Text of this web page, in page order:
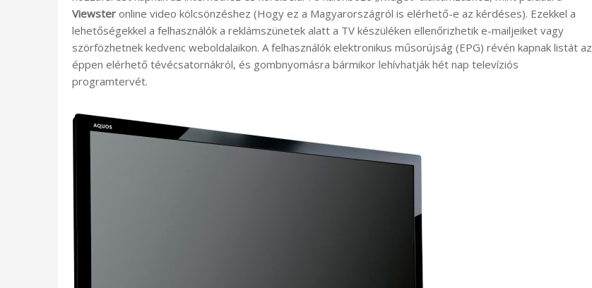
Viewster online video kölcsönzéshez (Hogy ez a Magyarországról is elérhető-e az kérdéses). Ezekkel a
lehetőségekkel a felhasználók a reklámszünetek alatt a TV készüléken ellenőrizhetik e-mailjeiket vagy
szörfözhetnek kedvenc weboldalaikon. A felhasználók elektronikus műsorújság (EPG) révén kapnak listát az
éppen elérhető tévécsatornákról, és gombnyomásra bármikor lehívhatják hét nap televíziós
programtervét.